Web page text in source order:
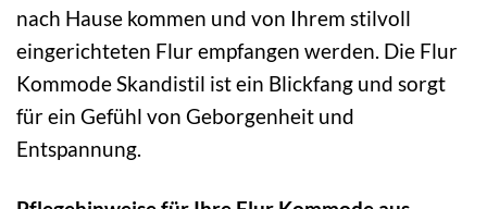
nach Hause kommen und von Ihrem stilvoll
eingerichteten Flur empfangen werden. Die Flur
Kommode Skandistil ist ein Blickfang und sorgt
für ein Gefühl von Geborgenheit und
Entspannung.